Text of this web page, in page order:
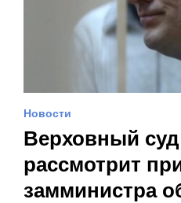
Новости
Верховный
рассмотрит
замминистра